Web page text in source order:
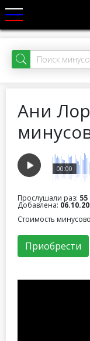
Ани
00:00
Прослушали раз: 55
Добавлена:
Стоимость
Приобрести